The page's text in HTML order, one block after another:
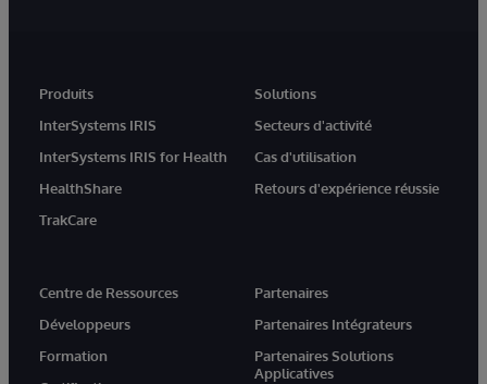
Produits
InterSystems IRIS
InterSystems IRIS for Health
HealthShare
TrakCare
Solutions
Secteurs d'activité
Cas d'utilisation
Retours d'expérience réussie
Centre de Ressources
Développeurs
Formation
Partenaires
Partenaires Intégrateurs
Partenaires Solutions
Applicatives